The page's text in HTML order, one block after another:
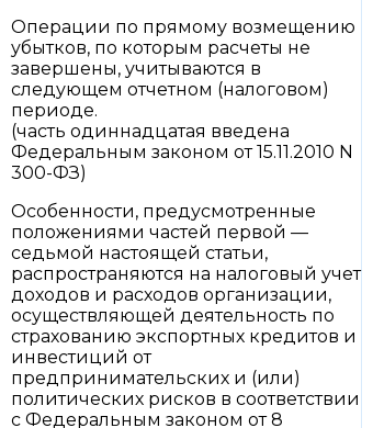
Операции по прямому возмещению
убытков, по которым расчеты не
завершены, учитываются в
следующем отчетном (налоговом)
периоде.
(часть одиннадцатая введена
Федеральным законом от 15.11.2010 N
300-ФЗ)
Особенности, предусмотренные
положениями частей первой —
седьмой настоящей статьи,
распространяются на налоговый учет
доходов и расходов организации,
осуществляющей деятельность по
страхованию экспортных кредитов и
инвестиций от
предпринимательских и (или)
политических рисков в соответствии
с Федеральным законом от 8